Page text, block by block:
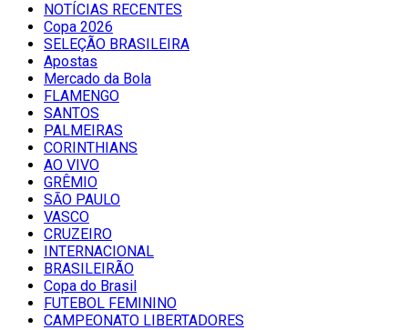
NOTÍCIAS RECENTES
Copa 2026
SELEÇÃO BRASILEIRA
Apostas
Mercado da Bola
FLAMENGO
SANTOS
PALMEIRAS
CORINTHIANS
AO VIVO
GRÊMIO
SĀO PAULO
VASCO
CRUZEIRO
INTERNACIONAL
BRASILEIRÃO
Copa do Brasil
FUTEBOL FEMININO
CAMPEONATO LIBERTADORES